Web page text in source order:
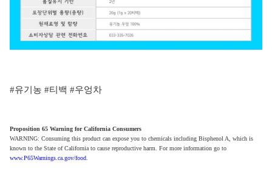
#유기농 #티백 #우엉차
Proposition 65 Warning for California Consumers
WARNING: Consuming this product can expose you to chemicals including Bisphenol A, which is
known to the State of California to cause reproductive harm. For more information go to
www.P65Warnings.ca.gov/food